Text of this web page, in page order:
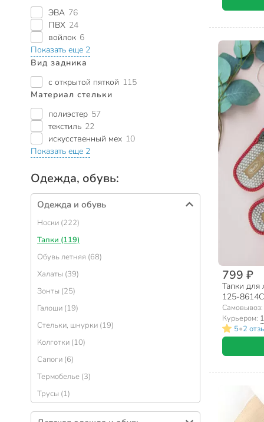
ЭВА 76
ПВХ 24
войлок 6
Показать еще 2
Вид задника
с открытой пяткой 115
Материал стельки
полиэстер 57
текстиль 22
искусственный мех 10
Показать еще 2
Одежда, обувь:
Одежда и обувь
Носки (222)
Тапки (119)
Обувь летняя (68)
Халаты (39)
Зонты (25)
Галоши (19)
Стельки, шнурки (19)
Колготки (10)
Сапоги (6)
Термобелье (3)
Трусы (1)
799 ₽
Тапки для
125-
Самовывоз:
Курьером:
5•2